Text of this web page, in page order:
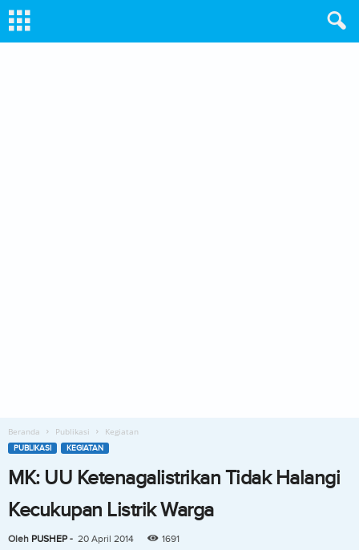
Beranda Publikasi Kegiatan
PUBLIKASI KEGIATAN
MK: UU Ketenagalistrikan Tidak Halangi
Kecukupan Listrik Warga
Oleh PUSHEP - 20 April 2014 1691